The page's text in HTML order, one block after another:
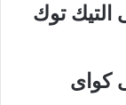
التيك توك
كواى